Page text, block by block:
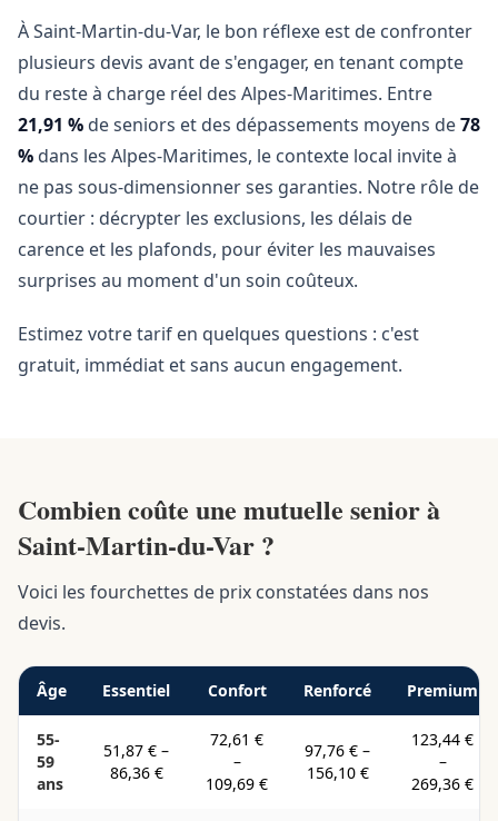
À Saint-Martin-du-Var, le bon réflexe est de confronter
plusieurs devis avant de s'engager, en tenant compte
du reste à charge réel des Alpes-Maritimes. Entre
21,91 % de seniors et des dépassements moyens de78
% dans les Alpes-Maritimes, le contexte local invite à
ne pas sous-dimensionner ses garanties. Notre rôle de
courtier : décrypter les exclusions, les délais de
carence et les plafonds, pour éviter les mauvaises
surprises au moment d'un soin coûteux.
Estimez votre tarif en quelques questions : c'est
gratuit, immédiat et sans aucun engagement.
Combien coûte une mutuelle senior à
Saint-Martin-du-Var ?
Voici les fourchettes de prix constatées dans nos
devis.
Âge Essentiel Confort Renforcé Premium
55-
59
ans
51,87 € –
86,36 €
72,61 €
–
109,69 €
97,76 € –
156,10 €
123,44 €
–
269,36 €